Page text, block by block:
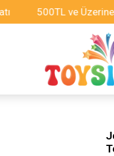
500TL ve Üzerine